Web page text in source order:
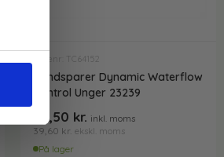
Varenr: TC64152
Vandsparer Dynamic Waterflow
Control Unger 23239
49,50 kr. inkl. moms
39,60 kr. ekskl. moms
På lager